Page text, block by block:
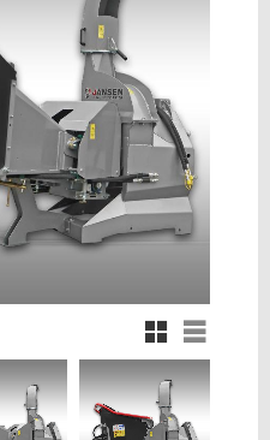
Rutnätsvy
Listvy